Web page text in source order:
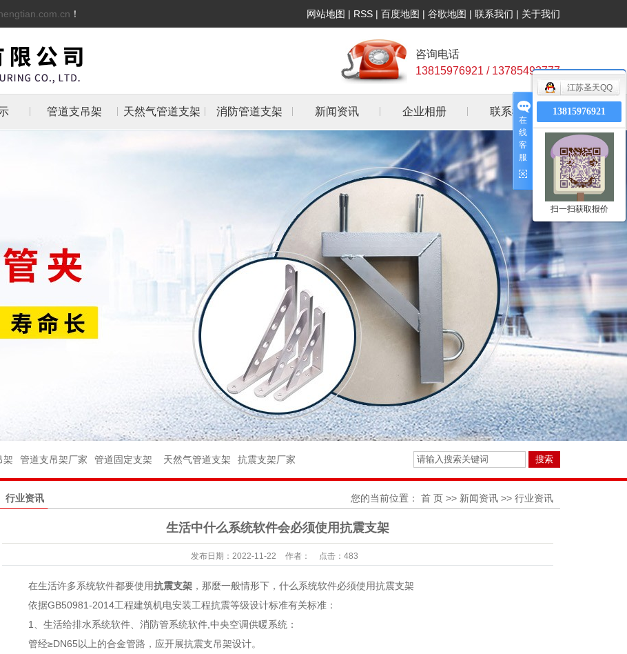
！ 网站地图 | RSS | 百度地图 | 谷歌地图 | 联系我们 | 关于我们
咨询电话
13815976921 / 13785493777
防管
架
件
件
球阀
管道支吊架 天然气管道支架 消防管道支架 新闻资讯
公司新闻
行业资讯
常见问答
企业相册 联系我们
架 管道支吊架厂家 管道固定支架 天然气管道支架 抗震支架厂家
行业资讯 您的当前位置： 首 页 >> 新闻资讯 >> 行业资讯
生活中什么系统软件会必须使用抗震支架
发布日期： 2022-11-22 作者： 点击： 483
在生活许多系统软件都要使用抗震支架 ，那麼一般情形下，什么系统软件必须使用抗震支架
依据GB50981-2014工程建筑机电安装工程抗震等级设计标准有关标准：
1、生活给排水系统软件、消防管系统软件,中央空调供暖系统：
管经≥DN65以上的合金管路，应开展抗震支吊架设计。
在
线
客
服
江苏圣天QQ
13815976921
扫一扫获取报价